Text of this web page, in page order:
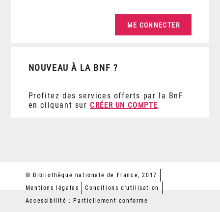
NOUVEAU À LA BNF ?
Profitez des services offerts par la BnF
en cliquant sur CRÉER UN COMPTE
© Bibliothèque nationale de France, 2017
Mentions légales
Conditions d'utilisation
Accessibilité : Partiellement conforme